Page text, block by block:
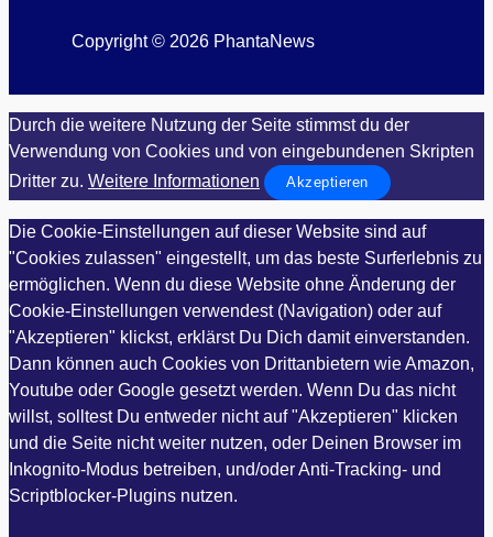
Copyright © 2026 PhantaNews
Durch die weitere Nutzung der Seite stimmst du der
Verwendung von Cookies und von eingebundenen Skripten
Dritter zu. Weitere Informationen Akzeptieren
Die Cookie-Einstellungen auf dieser Website sind auf
"Cookies zulassen" eingestellt, um das beste Surferlebnis zu
ermöglichen. Wenn du diese Website ohne Änderung der
Cookie-Einstellungen verwendest (Navigation) oder auf
"Akzeptieren" klickst, erklärst Du Dich damit einverstanden.
Dann können auch Cookies von Drittanbietern wie Amazon,
Youtube oder Google gesetzt werden. Wenn Du das nicht
willst, solltest Du entweder nicht auf "Akzeptieren" klicken
und die Seite nicht weiter nutzen, oder Deinen Browser im
Inkognito-Modus betreiben, und/oder Anti-Tracking- und
Scriptblocker-Plugins nutzen.